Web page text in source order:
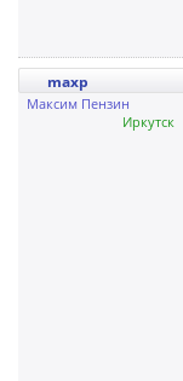
maxp
Максим Пензин
Иркутск